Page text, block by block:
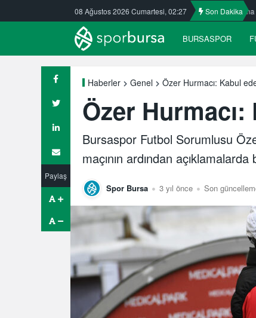
08 Ağustos 2026 Cumartesi, 02:27 Son Dakika
Nilüfer’de yaz okullarına ilgi büyük ULUDAĞ
BURSASPOR
Paylaş
Haberler Genel Özer Hurmacı: Kabul
Özer
Bursaspor Futbol Sorumlusu
maçının ardından açıklamalarda
Spor Bursa 3 yıl önce Son